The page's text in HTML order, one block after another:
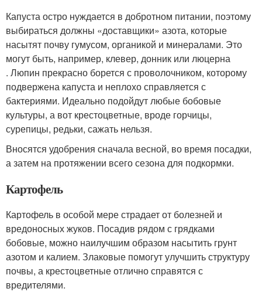
Капуста остро нуждается в добротном питании, поэтому
выбираться должны «доставщики» азота, которые
насытят почву гумусом, органикой и минералами. Это
могут быть, например, клевер, донник или люцерна
. Люпин прекрасно борется с проволочником, которому
подвержена капуста и неплохо справляется с
бактериями. Идеально подойдут любые бобовые
культуры, а вот крестоцветные, вроде горчицы,
сурепицы, редьки, сажать нельзя.
Вносятся удобрения сначала весной, во время посадки,
а затем на протяжении всего сезона для подкормки.
Картофель
Картофель в особой мере страдает от болезней и
вредоносных жуков. Посадив рядом с грядками
бобовые, можно наилучшим образом насытить грунт
азотом и калием. Злаковые помогут улучшить структуру
почвы, а крестоцветные отлично справятся с
вредителями.